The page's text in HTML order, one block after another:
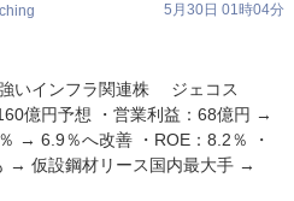
5月30日 01時04分
強いインフラ関連株 ジェコス
億円予想 ・営業利益：68億円 →
→ 6.9％へ改善 ・ROE：8.2％ ・
→ 仮設鋼材リース国内最大手 →